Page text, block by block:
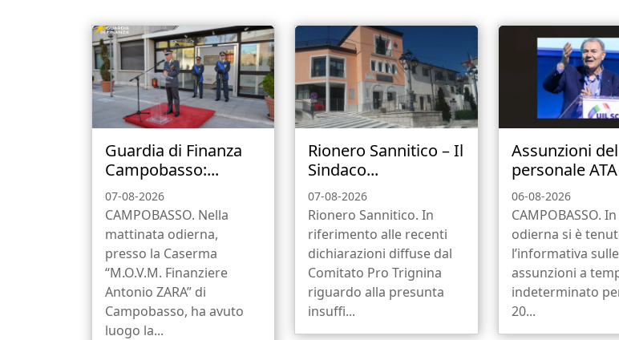
Guardia di Finanza
Campobasso:...
07-08-2026
CAMPOBASSO. Nella
mattinata odierna,
presso la Caserma
“M.O.V.M. Finanziere
Antonio ZARA” di
Campobasso, ha avuto
luogo la...
Rionero Sannitico – Il
Sindaco...
07-08-2026
Rionero Sannitico. In
riferimento alle recenti
dichiarazioni diffuse dal
Comitato Pro Trignina
riguardo alla presunta
insuffi...
Assunzioni del
personale
06-08-2026
CAMPOBASSO.
odierna si è
l’informativa sulle
assunzioni a
indeterminato per
20...